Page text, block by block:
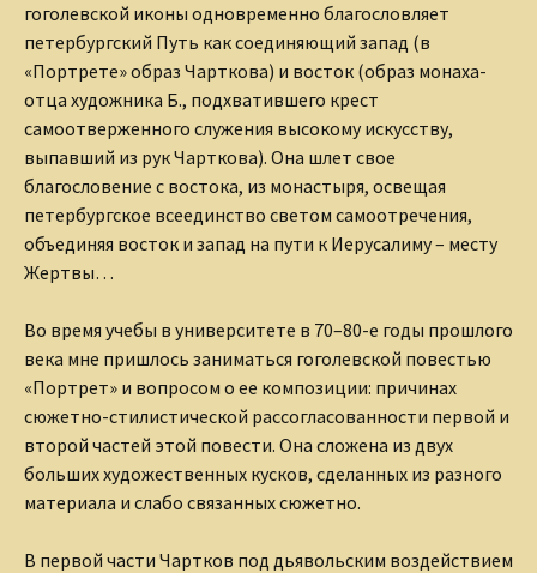
гоголевской иконы одновременно благословляет
петербургский Путь как соединяющий запад (в
«Портрете» образ Чарткова) и восток (образ монаха-
отца художника Б., подхватившего крест
самоотверженного служения высокому искусству,
выпавший из рук Чарткова). Она шлет свое
благословение с востока, из монастыря, освещая
петербургское всеединство светом самоотречения,
объединяя восток и запад на пути к Иерусалиму – месту
Жертвы…
Во время учебы в университете в 70–80-е годы прошлого
века мне пришлось заниматься гоголевской повестью
«Портрет» и вопросом о ее композиции: причинах
сюжетно-стилистической рассогласованности первой и
второй частей этой повести. Она сложена из двух
больших художественных кусков, сделанных из разного
материала и слабо связанных сюжетно.
В первой части Чартков под дьявольским воздействием